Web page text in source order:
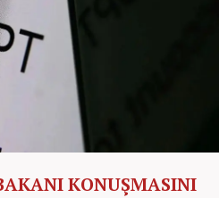
KONUŞMASINI